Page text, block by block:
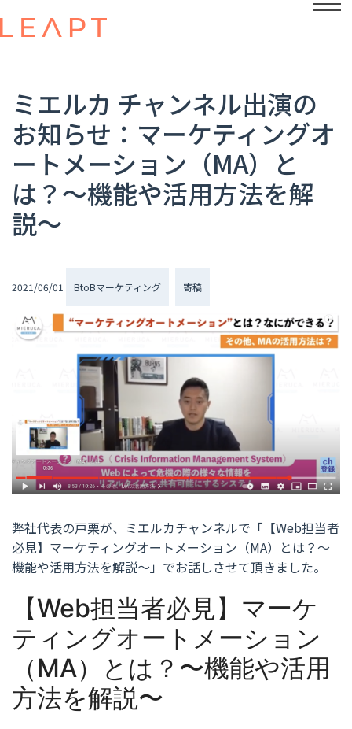
ミエルカ チャンネル出演の
お知らせ：マーケティングオ
ートメーション（MA）と
は？〜機能や活用方法を解
説〜
2021/06/01 BtoBマーケティング 寄稿
弊社代表の戸栗が、ミエルカチャンネルで「【Web担当者
必見】マーケティングオートメーション（MA）とは？〜
機能や活用方法を解説〜」でお話しさせて頂きました。
【Web担当者必見】マーケ
ティングオートメーション
（MA）とは？〜機能や活用
方法を解説〜